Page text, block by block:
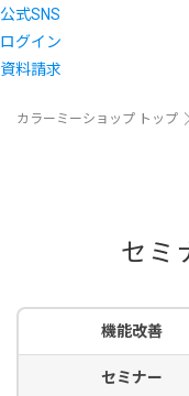
公式SNS
ログイン
資料請求
カラーミーショップ トップ
セミ
機能改善
セミナー